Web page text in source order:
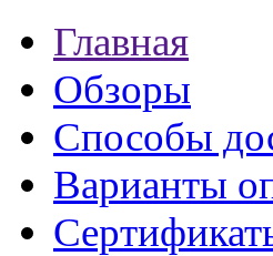
Главная
Обзоры
Способы
Варианты